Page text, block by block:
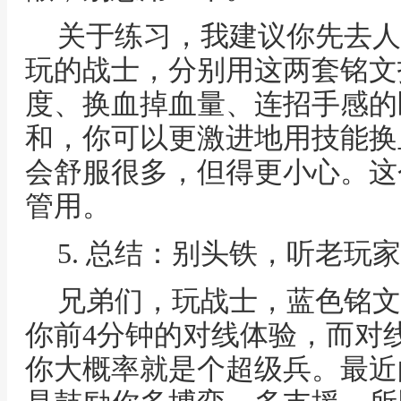
关于练习，我建议你先去
玩的战士，分别用这两套铭
度、换血掉血量、连招手感
和，你可以更激进地用技能
会舒服很多，但得更小心。
管用。
5. 总结：别头铁，听老玩
兄弟们，玩战士，蓝色铭
你前4分钟的对线体验，而对
你大概率就是个超级兵。最